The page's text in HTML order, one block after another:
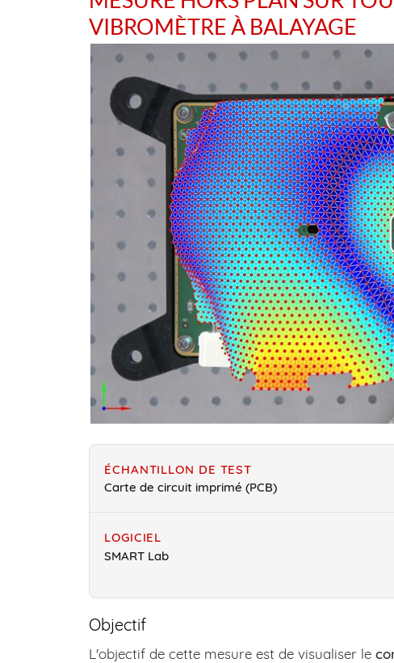
VIBROMÈTRE À BALAYAGE
ÉCHANTILLON DE TEST
Carte de circuit imprimé (PCB)
LOGICIEL
SMART Lab
Objectif
L'objectif de cette mesure est de visualiser le